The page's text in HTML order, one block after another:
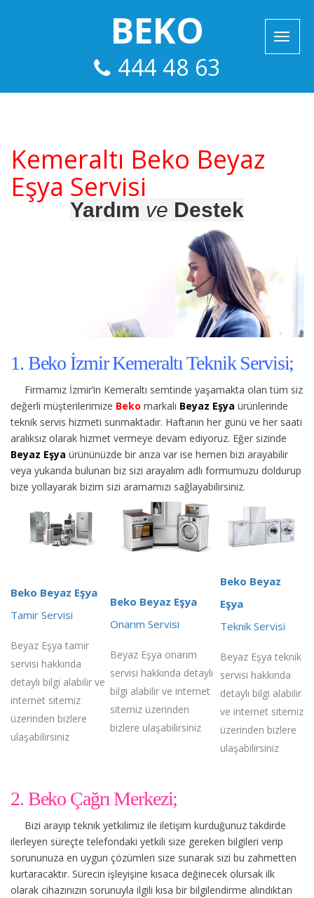
BEKO
444 48 63
Kemeraltı Beko Beyaz
Eşya Servisi
Yardım ve Destek
1. Beko İzmir Kemeraltı Teknik Servisi;
Firmamız İzmir’in Kemeraltı semtinde yaşamakta olan tüm siz
değerli müşterilerimize Beko markalı Beyaz Eşya ürünlerinde
teknik servis hizmeti sunmaktadır. Haftanın her günü ve her saati
aralıksız olarak hizmet vermeye devam ediyoruz. Eğer sizinde
Beyaz Eşya ürününüzde bir arıza var ise hemen bizi arayabilir
veya yukarıda bulunan biz sizi arayalım adlı formumuzu doldurup
bize yollayarak bizim sizi aramamızı sağlayabilirsiniz.
Beko Beyaz Eşya
Tamir Servisi
Beyaz Eşya tamir
servisi hakkında
detaylı bilgi alabilir ve
internet sitemiz
üzerinden bizlere
ulaşabilirsiniz
Beko Beyaz Eşya
Onarım Servisi
Beyaz Eşya onarım
servisi hakkında detaylı
bilgi alabilir ve internet
sitemiz üzerinden
bizlere ulaşabilirsiniz
Beko Beyaz
Eşya
Teknik Servisi
Beyaz Eşya teknik
servisi hakkında
detaylı bilgi alabilir
ve internet sitemiz
üzerinden bizlere
ulaşabilirsiniz
2. Beko Çağrı Merkezi;
Bizi arayıp teknik yetkilimiz ile iletişim kurduğunuz takdirde
ilerleyen süreçte telefondaki yetkili size gereken bilgileri verip
sorununuza en uygun çözümleri size sunarak sizi bu zahmetten
kurtaracaktır. Sürecin işleyişine kısaca değinecek olursak ilk
olarak cihazınızın sorunuyla ilgili kısa bir bilgilendirme alındıktan